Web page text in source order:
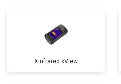
Xinfrared xView